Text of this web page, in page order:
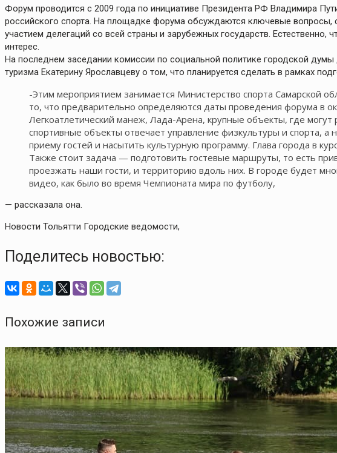
Форум проводится с 2009 года по инициативе Президента РФ Владимира
российского спорта. На площадке форума обсуждаются ключевые вопросы,
участием делегаций со всей страны и зарубежных государств.
интерес.
На последнем заседании комиссии по социальной политике городской думы
туризма Екатерину Ярославцеву о том, что планируется сделать в рамках
-Этим мероприятием занимается Министерство спорта Самарской
то, что предварительно определяются даты проведения форума в
Легкоатлетический манеж, Лада-Арена, крупные объекты, где могут
спортивные объекты отвечает управление физкультуры и спорта,
приему гостей и насытить культурную программу. Глава города в
Также стоит задача — подготовить гостевые маршруты, то есть
проезжать наши гости, и территорию вдоль них. В городе будет
видео, как было во время Чемпионата мира по футболу,
— рассказала она.
Новости Тольятти Городские ведомости,
Поделитесь новостью:
Похожие записи